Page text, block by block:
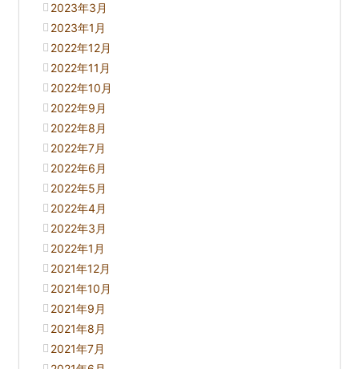
2023年3月
2023年1月
2022年12月
2022年11月
2022年10月
2022年9月
2022年8月
2022年7月
2022年6月
2022年5月
2022年4月
2022年3月
2022年1月
2021年12月
2021年10月
2021年9月
2021年8月
2021年7月